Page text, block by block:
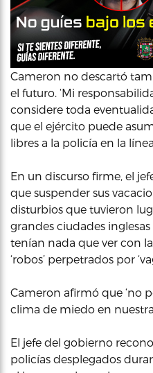
Cameron no descartó
el futuro. ‘Mi
considere toda
que el ejército puede
libres a la policía en la
En un discurso firme, el
que suspender sus
disturbios que tuvieron
grandes ciudades
tenían nada que ver con
‘robos’ perpetrados por
Cameron afirmó que ‘no
clima de miedo en
El jefe del gobierno
policías desplegados